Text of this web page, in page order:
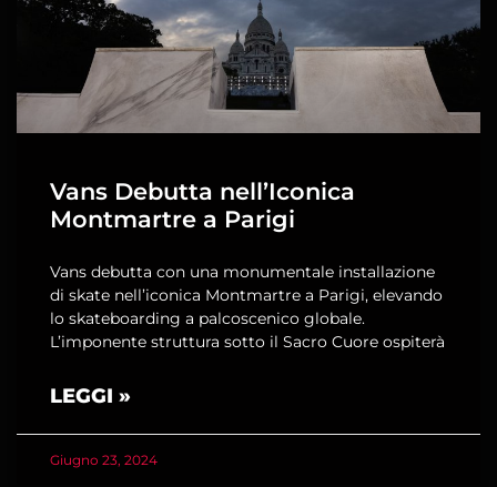
Vans Debutta nell’Iconica
Montmartre a Parigi
Vans debutta con una monumentale installazione
di skate nell’iconica Montmartre a Parigi, elevando
lo skateboarding a palcoscenico globale.
L’imponente struttura sotto il Sacro Cuore ospiterà
LEGGI »
Giugno 23, 2024